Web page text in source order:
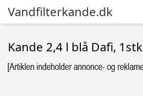
Vandfilterkande.dk
Kande 2,4 l blå Dafi, 1stk